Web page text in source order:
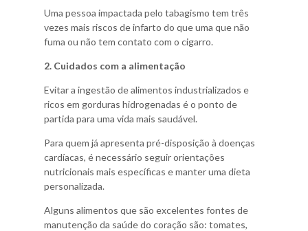
Uma pessoa impactada pelo tabagismo tem três
vezes mais riscos de infarto do que uma que não
fuma ou não tem contato com o cigarro.
2. Cuidados com a alimentação
Evitar a ingestão de alimentos industrializados e
ricos em gorduras hidrogenadas é o ponto de
partida para uma vida mais saudável.
Para quem já apresenta pré-disposição à doenças
cardíacas, é necessário seguir orientações
nutricionais mais específicas e manter uma dieta
personalizada.
Alguns alimentos que são excelentes fontes de
manutenção da saúde do coração são: tomates,